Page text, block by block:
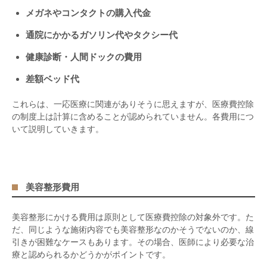
メガネやコンタクトの購入代金
通院にかかるガソリン代やタクシー代
健康診断・人間ドックの費用
差額ベッド代
これらは、一応医療に関連がありそうに思えますが、医療費控除
の制度上は計算に含めることが認められていません。各費用につ
いて説明していきます。
美容整形費用
美容整形にかける費用は原則として医療費控除の対象外です。た
だ、同じような施術内容でも美容整形なのかそうでないのか、線
引きが困難なケースもあります。その場合、医師により必要な治
療と認められるかどうかがポイントです。